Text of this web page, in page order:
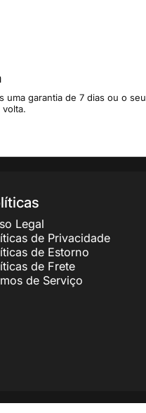
uma garantia de 7 dias ou o seu
Legal
de Privacidade
de Estorno
de Frete
de Serviço